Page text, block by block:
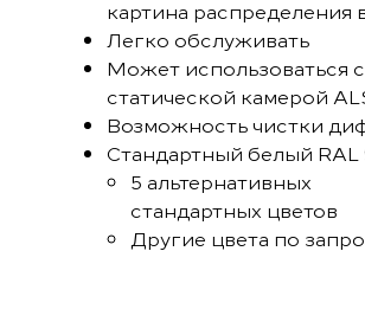
картина распределения
Легко обслуживать
Может использоваться
статической камерой
Возможность чистки
Стандартный белый RAL
5 альтернативных
стандартных цветов
Другие цвета по